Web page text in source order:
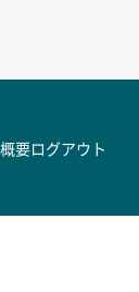
要ログアウト